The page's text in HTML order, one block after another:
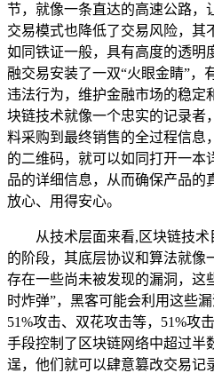
节，就像一条直达的高速公路，
交易模式也降低了交易风险，其
如同铁证一般，具有高度的透明
融交易安装了一双“火眼金睛”，
违法行为，维护金融市场的稳定
块链技术就像一个忠实的记录者
料采购到最终销售的全过程信息
的二维码，就可以如同打开一本
品的详细信息，从而确保产品的
放心、用得安心。
从技术层面来看,区块链技
的阶段，其底层协议和算法就像
存在一些尚未被发现的漏洞，这
时炸弹”，黑客可能会利用这些
51%攻击、双花攻击等，51%攻
手段控制了区块链网络中超过半
逞，他们就可以肆意篡改交易记